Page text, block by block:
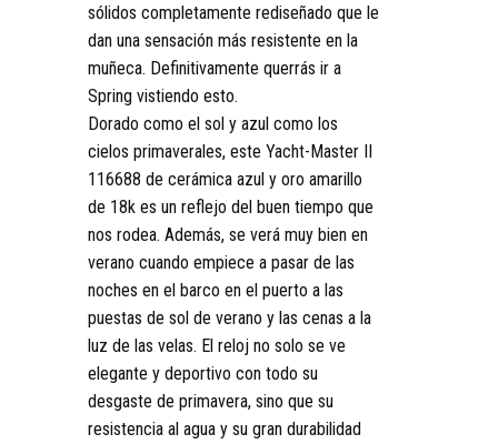
sólidos completamente rediseñado que le
dan una sensación más resistente en la
muñeca. Definitivamente querrás ir a
Spring vistiendo esto.
Dorado como el sol y azul como los
cielos primaverales, este Yacht-Master II
116688 de cerámica azul y oro amarillo
de 18k es un reflejo del buen tiempo que
nos rodea. Además, se verá muy bien en
verano cuando empiece a pasar de las
noches en el barco en el puerto a las
puestas de sol de verano y las cenas a la
luz de las velas. El reloj no solo se ve
elegante y deportivo con todo su
desgaste de primavera, sino que su
resistencia al agua y su gran durabilidad